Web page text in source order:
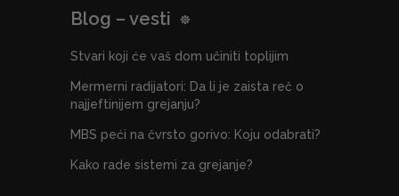
Blog – vesti
Stvari koji će vaš dom učiniti toplijim
Mermerni radijatori: Da li je zaista reč o
najjeftinijem grejanju?
MBS peći na čvrsto gorivo: Koju odabrati?
Kako rade sistemi za grejanje?